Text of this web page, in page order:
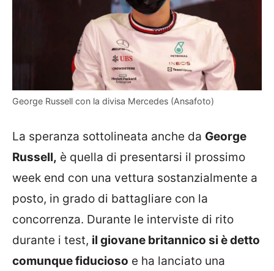
George Russell con la divisa Mercedes (Ansafoto)
La speranza sottolineata anche da George
Russell, è quella di presentarsi il prossimo
week end con una vettura sostanzialmente a
posto, in grado di battagliare con la
concorrenza. Durante le interviste di rito
durante i test, il giovane britannico si è detto
comunque fiducioso e ha lanciato una